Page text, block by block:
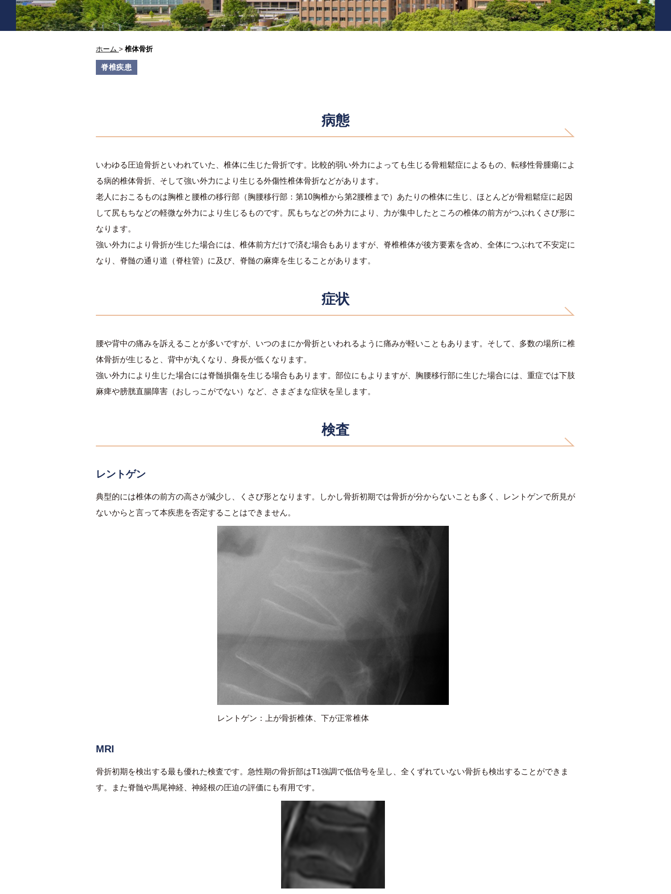
ホーム > 椎体骨折
脊椎疾患
病態
いわゆる圧迫骨折といわれていた、椎体に生じた骨折です。比較的弱い外力によっても生じる骨粗鬆症によるもの、転移性骨腫瘍によ
る病的椎体骨折、そして強い外力により生じる外傷性椎体骨折などがあります。
老人におこるものは胸椎と腰椎の移行部（胸腰移行部：第10胸椎から第2腰椎まで）あたりの椎体に生じ、ほとんどが骨粗鬆症に起因
して尻もちなどの軽微な外力により生じるものです。尻もちなどの外力により、力が集中したところの椎体の前方がつぶれくさび形に
なります。
強い外力により骨折が生じた場合には、椎体前方だけで済む場合もありますが、脊椎椎体が後方要素を含め、全体につぶれて不安定に
なり、脊髄の通り道（脊柱管）に及び、脊髄の麻痺を生じることがあります。
症状
腰や背中の痛みを訴えることが多いですが、いつのまにか骨折といわれるように痛みが軽いこともあります。そして、多数の場所に椎
体骨折が生じると、背中が丸くなり、身長が低くなります。
強い外力により生じた場合には脊髄損傷を生じる場合もあります。部位にもよりますが、胸腰移行部に生じた場合には、重症では下肢
麻痺や膀胱直腸障害（おしっこがでない）など、さまざまな症状を呈します。
検査
レントゲン
典型的には椎体の前方の高さが減少し、くさび形となります。しかし骨折初期では骨折が分からないことも多く、レントゲンで所見が
ないからと言って本疾患を否定することはできません。
レントゲン：上が骨折椎体、下が正常椎体
MRI
骨折初期を検出する最も優れた検査です。急性期の骨折部はT1強調で低信号を呈し、全くずれていない骨折も検出することができま
す。また脊髄や馬尾神経、神経根の圧迫の評価にも有用です。